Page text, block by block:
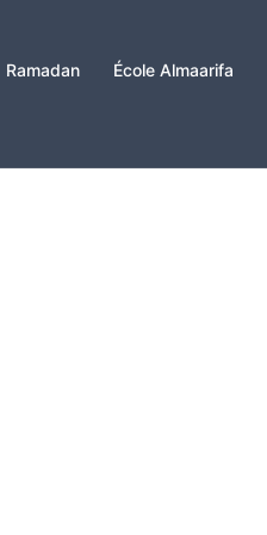
Ramadan École Almaarifa